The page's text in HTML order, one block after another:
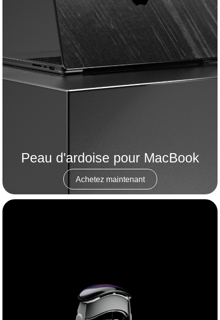
Peau d'ardoise pour MacBook
Achetez maintenant